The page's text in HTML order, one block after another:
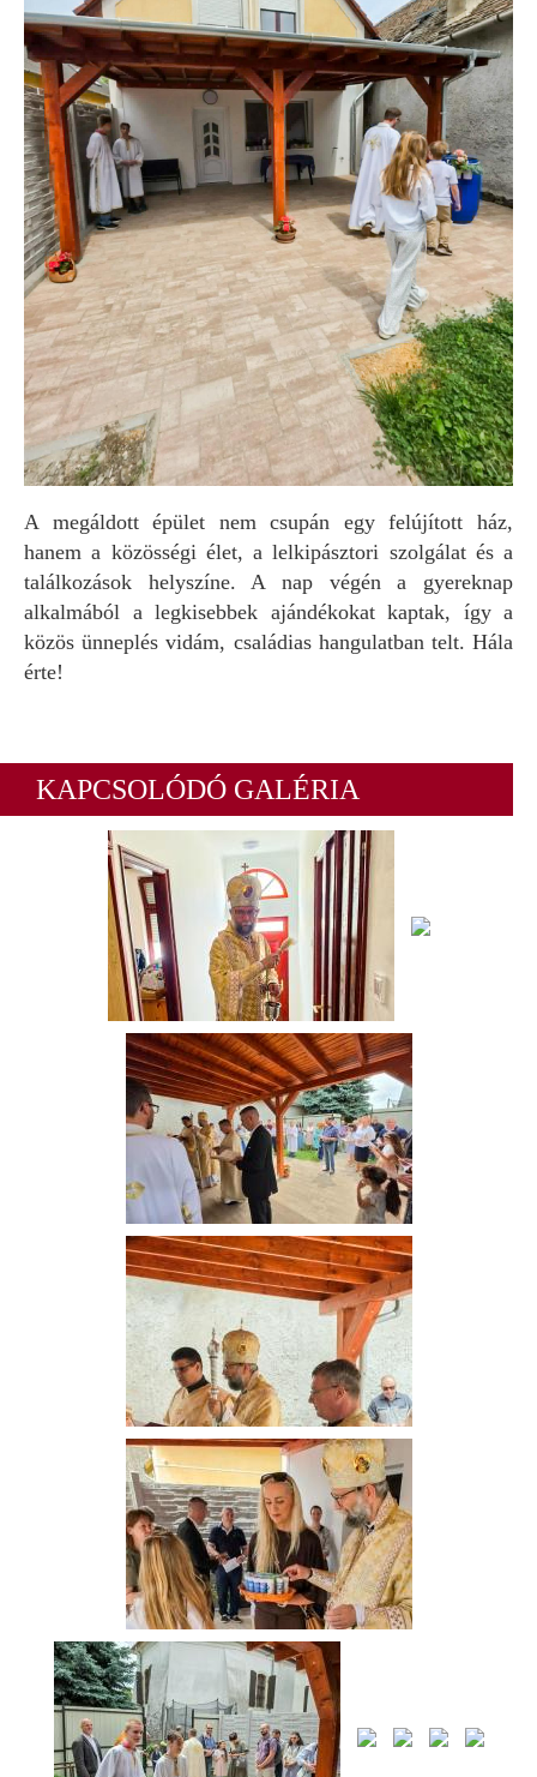
A megáldott épület nem csupán egy felújított ház,
hanem a közösségi élet, a lelkipásztori szolgálat és a
találkozások helyszíne. A nap végén a gyereknap
alkalmából a legkisebbek ajándékokat kaptak, így a
közös ünneplés vidám, családias hangulatban telt. Hála
érte!
KAPCSOLÓDÓ GALÉRIA